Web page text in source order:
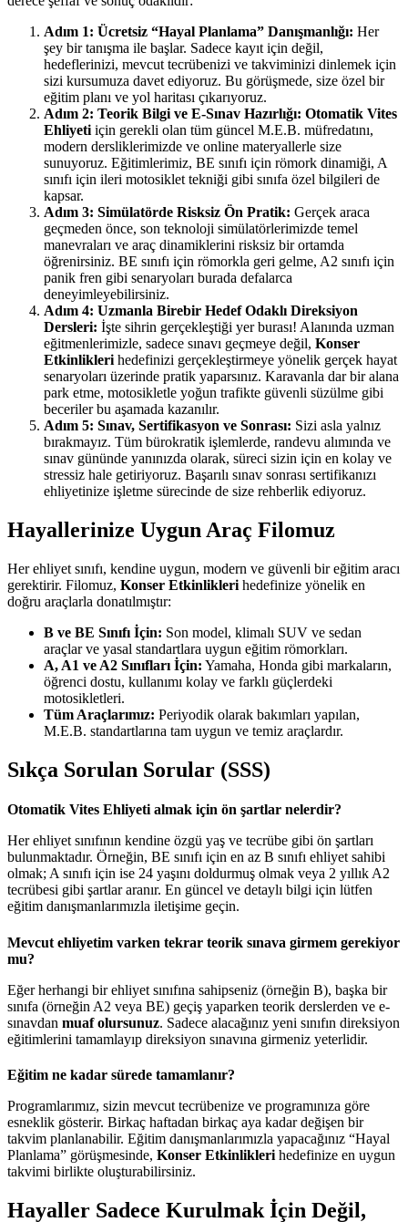
Adım 1: Ücretsiz “Hayal Planlama” Danışmanlığı: Her
şey bir tanışma ile başlar. Sadece kayıt için değil,
hedeflerinizi, mevcut tecrübenizi ve takviminizi dinlemek için
sizi kursumuza davet ediyoruz. Bu görüşmede, size özel bir
eğitim planı ve yol haritası çıkarıyoruz.
Adım 2: Teorik Bilgi ve E-Sınav Hazırlığı: Otomatik Vites
Ehliyeti için gerekli olan tüm güncel M.E.B. müfredatını,
modern dersliklerimizde ve online materyallerle size
sunuyoruz. Eğitimlerimiz, BE sınıfı için römork dinamiği, A
sınıfı için ileri motosiklet tekniği gibi sınıfa özel bilgileri de
kapsar.
Adım 3: Simülatörde Risksiz Ön Pratik: Gerçek araca
geçmeden önce, son teknoloji simülatörlerimizde temel
manevraları ve araç dinamiklerini risksiz bir ortamda
öğrenirsiniz. BE sınıfı için römorkla geri gelme, A2 sınıfı için
panik fren gibi senaryoları burada defalarca
deneyimleyebilirsiniz.
Adım 4: Uzmanla Birebir Hedef Odaklı Direksiyon
Dersleri: İşte sihrin gerçekleştiği yer burası! Alanında uzman
eğitmenlerimizle, sadece sınavı geçmeye değil, Konser
Etkinlikleri hedefinizi gerçekleştirmeye yönelik gerçek hayat
senaryoları üzerinde pratik yaparsınız. Karavanla dar bir alana
park etme, motosikletle yoğun trafikte güvenli süzülme gibi
beceriler bu aşamada kazanılır.
Adım 5: Sınav, Sertifikasyon ve Sonrası: Sizi asla yalnız
bırakmayız. Tüm bürokratik işlemlerde, randevu alımında ve
sınav gününde yanınızda olarak, süreci sizin için en kolay ve
stressiz hale getiriyoruz. Başarılı sınav sonrası sertifikanızı
ehliyetinize işletme sürecinde de size rehberlik ediyoruz.
Hayallerinize Uygun Araç Filomuz
Her ehliyet sınıfı, kendine uygun, modern ve güvenli bir eğitim aracı
gerektirir. Filomuz, Konser Etkinlikleri hedefinize yönelik en
doğru araçlarla donatılmıştır:
B ve BE Sınıfı İçin: Son model, klimalı SUV ve sedan
araçlar ve yasal standartlara uygun eğitim römorkları.
A, A1 ve A2 Sınıfları İçin: Yamaha, Honda gibi markaların,
öğrenci dostu, kullanımı kolay ve farklı güçlerdeki
motosikletleri.
Tüm Araçlarımız: Periyodik olarak bakımları yapılan,
M.E.B. standartlarına tam uygun ve temiz araçlardır.
Sıkça Sorulan Sorular (SSS)
Otomatik Vites Ehliyeti almak için ön şartlar nelerdir?
Her ehliyet sınıfının kendine özgü yaş ve tecrübe gibi ön şartları
bulunmaktadır. Örneğin, BE sınıfı için en az B sınıfı ehliyet sahibi
olmak; A sınıfı için ise 24 yaşını doldurmuş olmak veya 2 yıllık A2
tecrübesi gibi şartlar aranır. En güncel ve detaylı bilgi için lütfen
eğitim danışmanlarımızla iletişime geçin.
Mevcut ehliyetim varken tekrar teorik sınava girmem gerekiyor
mu?
Eğer herhangi bir ehliyet sınıfına sahipseniz (örneğin B), başka bir
sınıfa (örneğin A2 veya BE) geçiş yaparken teorik derslerden ve e-
sınavdan muaf olursunuz. Sadece alacağınız yeni sınıfın direksiyon
eğitimlerini tamamlayıp direksiyon sınavına girmeniz yeterlidir.
Eğitim ne kadar sürede tamamlanır?
Programlarımız, sizin mevcut tecrübenize ve programınıza göre
esneklik gösterir. Birkaç haftadan birkaç aya kadar değişen bir
takvim planlanabilir. Eğitim danışmanlarımızla yapacağınız “Hayal
Planlama” görüşmesinde, Konser Etkinlikleri hedefinize en uygun
takvimi birlikte oluşturabilirsiniz.
Hayaller Sadece Kurulmak İçin Değil,